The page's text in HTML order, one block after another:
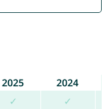
2025
2024
✓
✓